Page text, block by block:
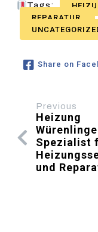
Tags:
REPARATUR
Share on
Previous
Heizung
Spezialist
und